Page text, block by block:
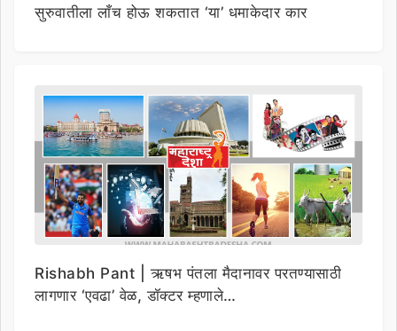
सुरुवातीला लाँच होऊ शकतात ‘या’ धमाकेदार कार
Rishabh Pant | ऋषभ पंतला मैदानावर परतण्यासाठी
लागणार ‘एवढा’ वेळ, डॉक्टर म्हणाले…